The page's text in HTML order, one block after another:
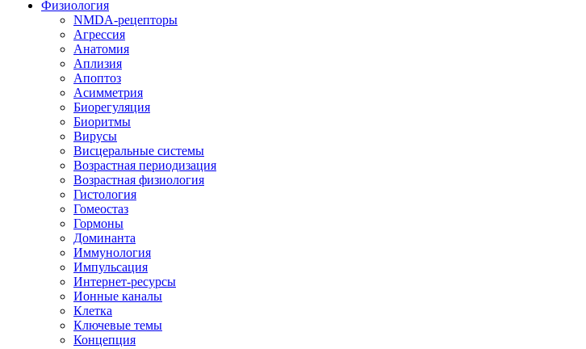
Физиология
NMDA-рецепторы
Агрессия
Анатомия
Аплизия
Апоптоз
Асимметрия
Биорегуляция
Биоритмы
Вирусы
Висцеральные системы
Возрастная периодизация
Возрастная физиология
Гистология
Гомеостаз
Гормоны
Доминанта
Иммунология
Импульсация
Интернет-ресурсы
Ионные каналы
Клетка
Ключевые темы
Концепция